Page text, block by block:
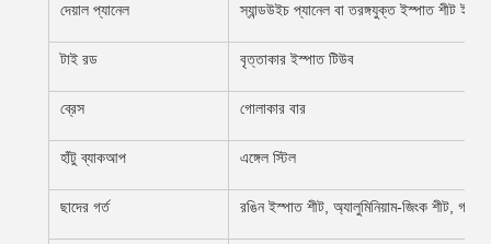
দেয়াল প্যানেল স্যান্ডউইচ প্যানেল বা তরঙ্গযুক্ত ইস্পাত শীট
টাই রড বৃত্তাকার ইস্পাত টিউব
ব্রেস গোলাকার বার
হাঁটু ব্যাকআপ এঙ্গেল স্টিল
ছাদের গর্ত রঙিন ইস্পাত শীট, অ্যালুমিনিয়াম-জিংক শীট, গাল